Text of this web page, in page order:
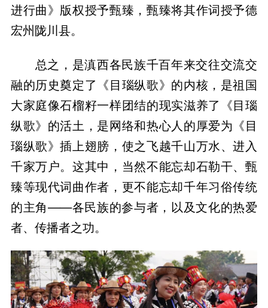
进行曲》版权授予甄臻，甄臻将其作词授予德
宏州陇川县。
总之，是滇西各民族千百年来交往交流交
融的历史奠定了《目瑙纵歌》的内核，是祖国
大家庭像石榴籽一样团结的现实滋养了《目瑙
纵歌》的活土，是网络和热心人的厚爱为《目
瑙纵歌》插上翅膀，使之飞越千山万水、进入
千家万户。这其中，当然不能忘却石勒干、甄
臻等现代词曲作者，更不能忘却千年习俗传统
的主角——各民族的参与者，以及文化的热爱
者、传播者之功。